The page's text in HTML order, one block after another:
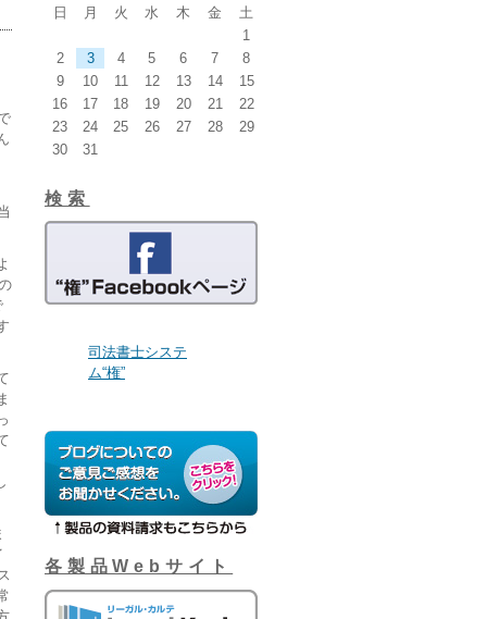
日
月 火 水 木 金
土
1
2
3 4 5 6 7
8
9
10 11 12 13 14
15
16
17 18 19 20 21
22
23
24 25 26 27 28
29
30
31
検索
司法書士システ
ム“権”
各製品Webサイト